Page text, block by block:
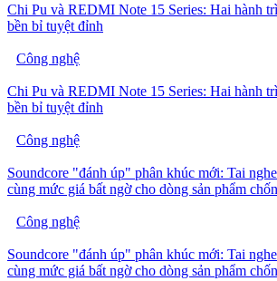
Chi Pu và REDMI Note 15 Series: Hai hành
bền bỉ tuyệt đỉnh
Công nghệ
Chi Pu và REDMI Note 15 Series: Hai hành
bền bỉ tuyệt đỉnh
Công nghệ
Soundcore "đánh úp" phân khúc mới: Tai
cùng mức giá bất ngờ cho dòng sản phẩm
Công nghệ
Soundcore "đánh úp" phân khúc mới: Tai
cùng mức giá bất ngờ cho dòng sản phẩm